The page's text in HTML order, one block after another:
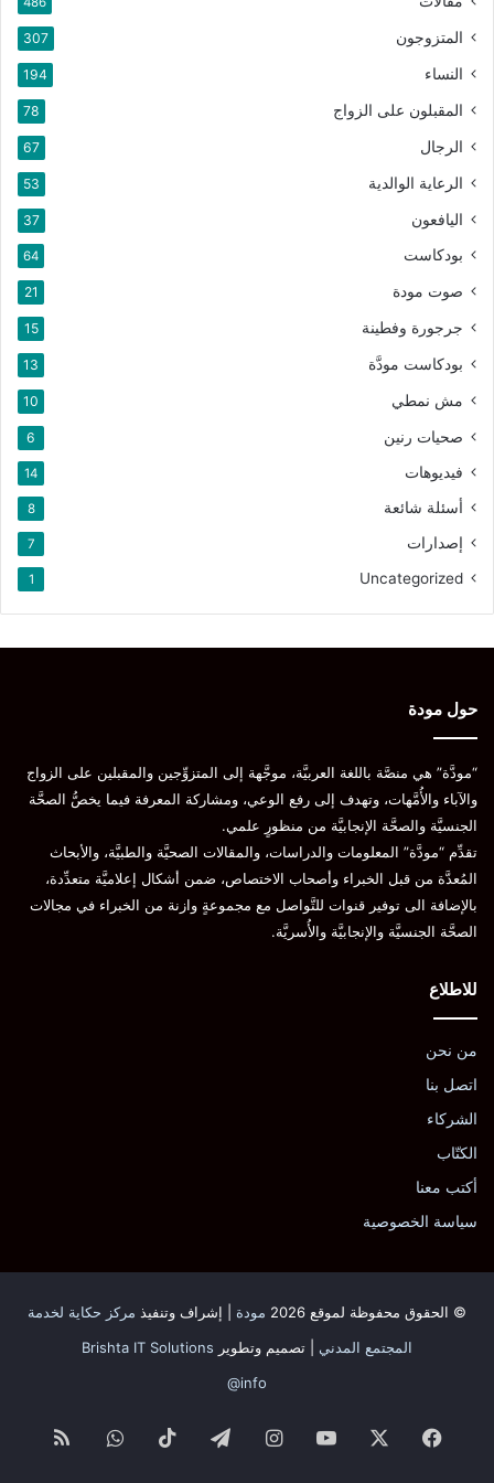
يحسِّن الارتباط الحميمي الدافئ بين الزوجين النوم، إذ أنَّ
الارتياح الذي يرافق العلاقة الحميمة يمكنه أن يزيد فرصة النوم
العميق والشعور بالراحة والاسترخاء.
يعزِّز هرمون الأوكسيتوسين الذي يُفرز في أثناء العلاقة
للأمراض.
تحفيز إفراز هرمونات السعادة مثل؛ الإندورفين
والأوكسيتوسين والسيروتونين الضروريَّة للحفاظ على صحَّة
العقل والذاكرة.
وختامًا، مهما كانت الفوائد المذكورة، يجب أن يكون قرار الزواج مبنيًّا
شارك هذا الموضوع:
تويتر
Pinterest
المصدر
Medically reviewed by Valinda Riggins Nwadike, MD, MPH — By Zawn
المتزوجون 307
النساء 194
المقبلون على الزواج 78
الرجال 67
الرعاية الوالدية 53
اليافعون 37
بودكاست 64
صوت مودة 21
جرجورة وفطينة 15
بودكاست مودَّة 13
مش نمطي 10
صحيات رنين 6
فيديوهات 14
أسئلة شائعة 8
إصدارات 7
Uncategorized
1
حول مودة
“مودَّة” هي منصَّة باللغة العربيَّة، موجَّهة إلى المتزوِّجين والمقبلين على الزواج
والآباء والأُمَّهات، وتهدف إلى رفع الوعي، ومشاركة المعرفة فيما يخصُّ الصحَّة
الجنسيَّة والصحَّة الإنجابيَّة من منظورٍ علمي.
تقدِّم “مودَّة” المعلومات والدراسات، والمقالات الصحيَّة والطبيَّة، والأبحاث
المُعدَّة من قبل الخبراء وأصحاب الاختصاص، ضمن أشكال إعلاميَّة متعدِّدة،
بالإضافة الى توفير قنوات للتَّواصل مع مجموعةٍ وازنة من الخبراء في مجالات
الصحَّة الجنسيَّة والإنجابيَّة والأُسريَّة.
للاطلاع
من نحن
اتصل بنا
الشركاء
الكتّاب
أكتب معنا
سياسة الخصوصية
© الحقوق محفوظة لموقع 2026 مودة | إشراف وتنفيذ مركز حكاية لخدمة
المجتمع المدني | تصميم وتطوير Brishta IT Solutions
info@
فيسبوك ‫YouTubeانستقرامتيلقرام ‫TikTokواتسابملخص